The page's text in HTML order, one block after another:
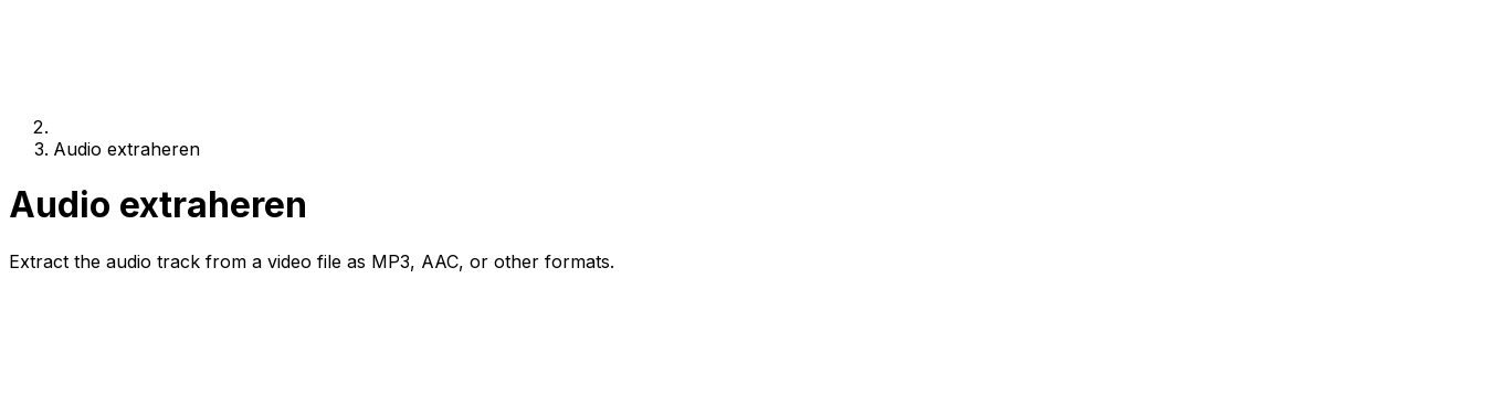
Audio extraheren
Audio extraheren
Extract the audio track from a video file as MP3, AAC, or other formats.